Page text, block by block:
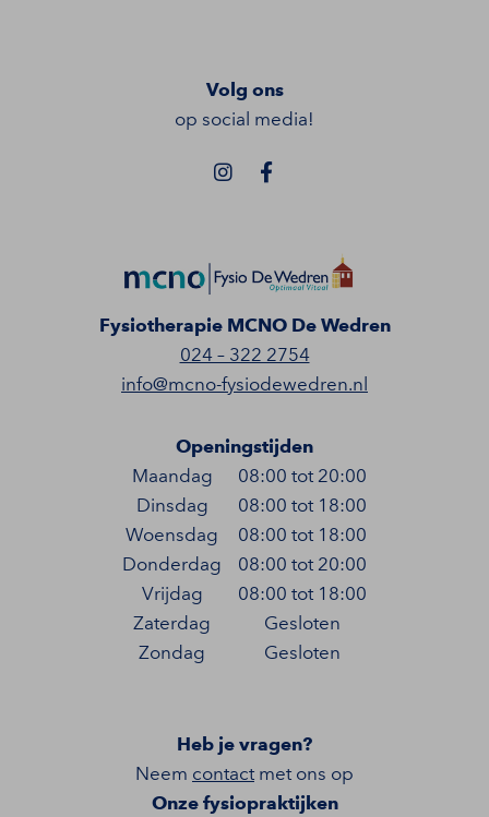
Volg ons
op social media!
Fysiotherapie MCNO De Wedren
024 – 322 2754
info@mcno-fysiodewedren.nl
Openingstijden
Maandag
Dinsdag
Woensdag
Donderdag
Vrijdag
Zaterdag
Zondag
08:00 tot 20:00
08:00 tot 18:00
08:00 tot 18:00
08:00 tot 20:00
08:00 tot 18:00
Gesloten
Gesloten
Heb je vragen?
Neem contact met ons op
Onze fysiopraktijken